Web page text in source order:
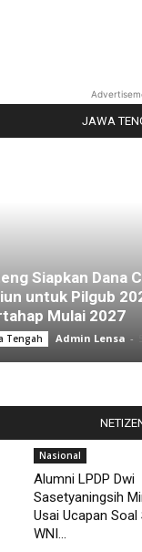
JAWA
Siapkan Dana
untuk Pilgub
Mulai 2027
Tengah Admin Lensa -
Nasional
Alumni LPDP Dwi
Sasetyaningsih
Usai Ucapan Soal
WNI...